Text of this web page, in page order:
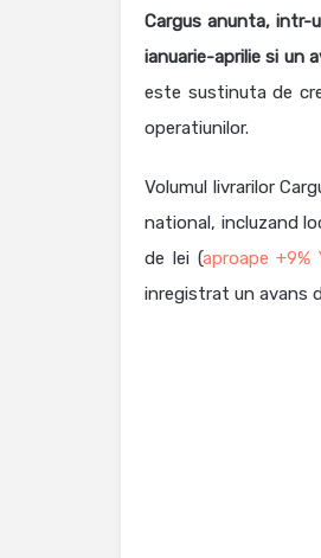
Cargus anunta, intr-
ianuarie-aprilie si un
este sustinuta de
operatiunilor.
Volumul livrarilor
national, incluzand
de lei (aproape +9%
inregistrat un avans